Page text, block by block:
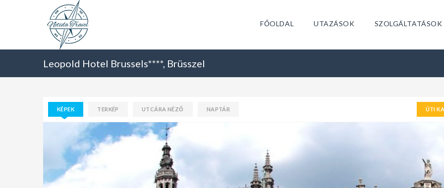
FŐOLDAL UTAZÁSOK SZOLGÁLTATÁSOK
Leopold Hotel Brussels****, Brüsszel
KÉPEK TERKÉP UTCÁRA NÉZŐ NAPTÁR ÚTI